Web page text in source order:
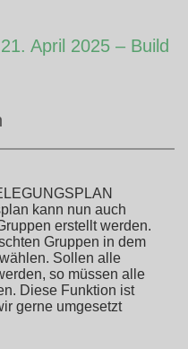
April 2025 – Build
kann nun auch
erstellt werden.
Gruppen in dem
Sollen alle
so müssen alle
Diese Funktion ist
gerne umgesetzt